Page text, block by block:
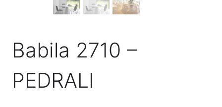
Babila 2710 –
PEDRALI